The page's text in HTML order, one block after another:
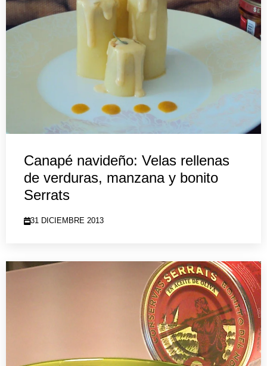
Canapé navideño: Velas rellenas
de verduras, manzana y bonito
Serrats
31 DICIEMBRE 2013